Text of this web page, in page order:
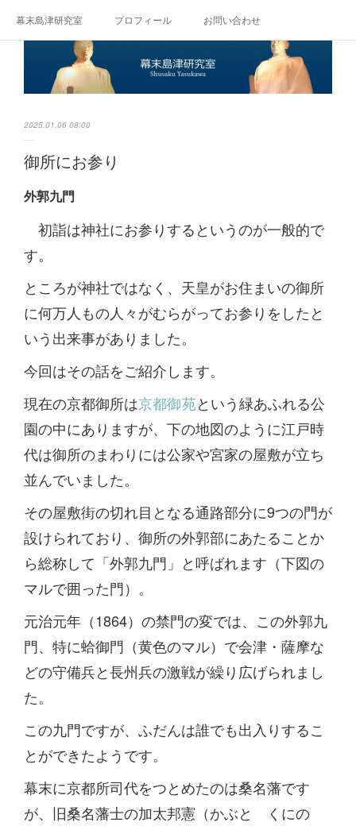
幕末島津研究室 プロフィール お問い合わせ
2025.01.06 08:00
御所にお参り
外郭九門
初詣は神社にお参りするというのが一般的で
す。
ところが神社ではなく、天皇がお住まいの御所
に何万人もの人々がむらがってお参りをしたと
いう出来事がありました。
今回はその話をご紹介します。
現在の京都御所は京都御苑という緑あふれる公
園の中にありますが、下の地図のように江戸時
代は御所のまわりには公家や宮家の屋敷が立ち
並んでいました。
その屋敷街の切れ目となる通路部分に9つの門が
設けられており、御所の外郭部にあたることか
ら総称して「外郭九門」と呼ばれます（下図の
マルで囲った門）。
元治元年（1864）の禁門の変では、この外郭九
門、特に蛤御門（黄色のマル）で会津・薩摩な
どの守備兵と長州兵の激戦が繰り広げられまし
た。
この九門ですが、ふだんは誰でも出入りするこ
とができたようです。
幕末に京都所司代をつとめたのは桑名藩です
が、旧桑名藩士の加太邦憲（かぶと くにの